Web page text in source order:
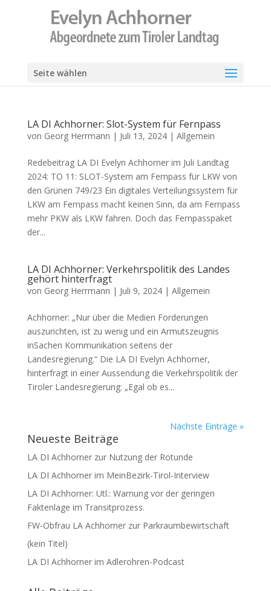
Seite wählen
LA DI Achhorner: Slot-System für Fernpass
von Georg Herrmann | Juli 13, 2024| Allgemein
Redebeitrag LA DI Evelyn Achhorner im Juli Landtag
2024: TO 11: SLOT-System am Fernpass für LKW von
den Grünen 749/23 Ein digitales Verteilungssystem für
LKW am Fernpass macht keinen Sinn, da am Fernpass
mehr PKW als LKW fahren. Doch das Fernpasspaket
der...
LA DI Achhorner: Verkehrspolitik des Landes
gehört hinterfragt
von Georg Herrmann | Juli 9, 2024| Allgemein
Achhorner: „Nur über die Medien Forderungen
auszurichten, ist zu wenig und ein Armutszeugnis
inSachen Kommunikation seitens der
Landesregierung.“ Die LA DI Evelyn Achhorner,
hinterfragt in einer Aussendung die Verkehrspolitik der
Tiroler Landesregierung: „Egal ob es...
Nächste Einträge »
Neueste Beiträge
LA DI Achhorner zur Nutzung der Rotunde
LA DI Achhorner im MeinBezirk-Tirol-Interview
LA DI Achhorner: Utl.: Warnung vor der geringen
Faktenlage im Transitprozess.
FW-Obfrau LA Achhorner zur Parkraumbewirtschaft
(kein Titel)
LA DI Achhorner im Adlerohren-Podcast